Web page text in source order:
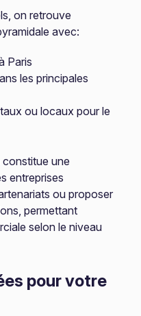
on retrouve
avec:
Paris
les principales
ou locaux pour le
une
entreprises
ou proposer
permettant
selon le niveau
pour votre